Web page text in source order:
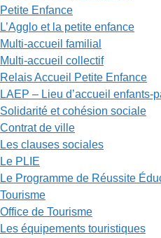
Petite Enfance
L’Agglo et la petite enfance
Multi-accueil familial
Multi-accueil collectif
Relais Accueil Petite Enfance
LAEP – Lieu d’accueil enfants-
Solidarité et cohésion sociale
Contrat de ville
Les clauses sociales
Le PLIE
Le Programme de Réussite
Tourisme
Office de Tourisme
Les équipements touristiques